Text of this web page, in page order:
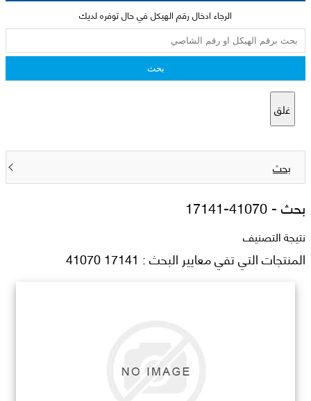
الرجاء ادخال رقم الهيكل في حال توفره لديك
بحث
غلق
بحث
بحث -17141-41070
نتيجة التصنيف
المنتجات التي تفي معايير البحث : 17141 41070